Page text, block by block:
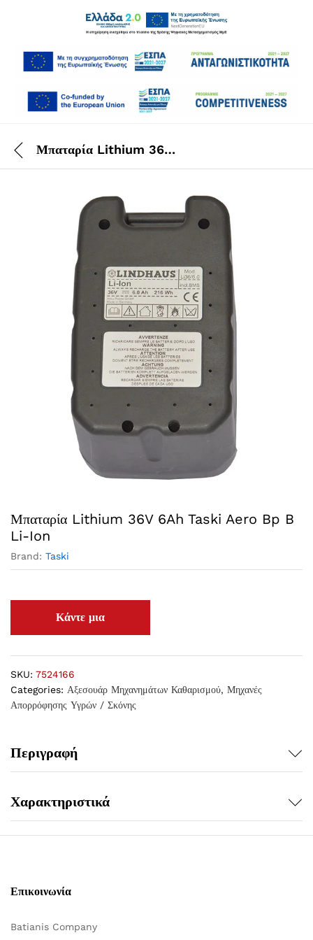
Μπαταρία Lithium 36V 6Ah Taski Aero Bp B Li-Ion
Μπαταρία Lithium 36V 6Ah Taski Aero Bp B
Li-Ion
Brand: Taski
SKU: 7524166
Categories: Αξεσουάρ Μηχανημάτων Καθαρισμού, Μηχανές
Απορρόφησης Υγρών / Σκόνης
Περιγραφή
Χαρακτηριστικά
Επικοινωνία
Batianis Company